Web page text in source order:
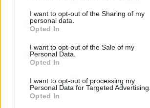
I want to opt-out of the Sharing of my
personal data.
Opted In
I want to opt-out of the Sale of my
Personal Data.
Opted In
I want to opt-out of processing my
Personal Data for Targeted Advertising.
Opted In
Acconsento al trattamento dei dati personali (